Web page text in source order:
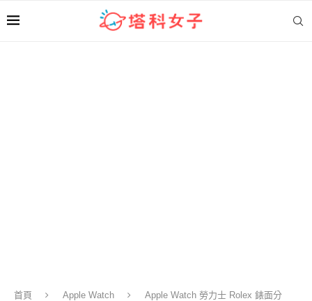
首頁 Apple Watch
Apple Watch 勞力士 Rolex 錶面分